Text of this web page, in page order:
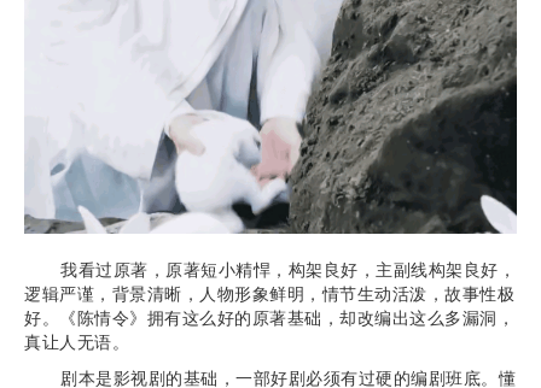
我看过原著，原著短小精悍，构架良好，主副线构架良好，
逻辑严谨，背景清晰，人物形象鲜明，情节生动活泼，故事性极
好。《陈情令》拥有这么好的原著基础，却改编出这么多漏洞，
真让人无语。
剧本是影视剧的基础，一部好剧必须有过硬的编剧班底。懂